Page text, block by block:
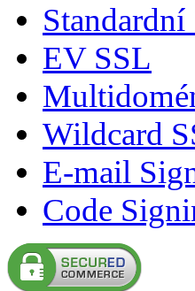
Standardní
EV SSL
Wildcard
E-mail
Code